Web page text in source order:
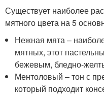
Существует наиболее
мятного цвета на 5
Нежная мята –
мятных, этот
бежевым, бледно-
Ментоловый – тон с
который подходит